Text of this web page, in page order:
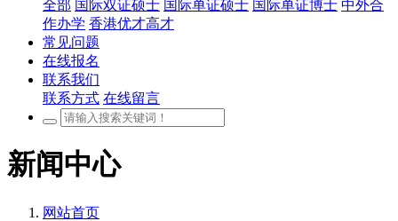
全部 国际双证硕士 国际单证硕士 国际单证博士 中外合
作办学 香港优才高才
常见问题
在线报名
联系我们
联系方式 在线留言
新闻中心
网站首页